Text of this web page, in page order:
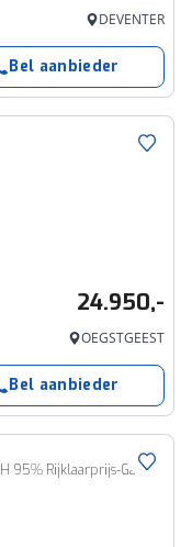
DEVENTER
Bel aanbieder
24.950,-
OEGSTGEEST
Bel aanbieder
F-PACE 2.0 P400e PHEV R-Dynamic Black SOH 95% Rijklaarprijs-Garantie Panorama dak Leder Navigatie Trekhaak